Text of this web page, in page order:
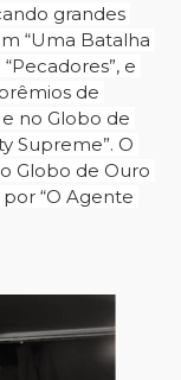
grandes
“Uma Batalha
e
de
no Globo de
Supreme”. O
Globo de Ouro
“O Agente